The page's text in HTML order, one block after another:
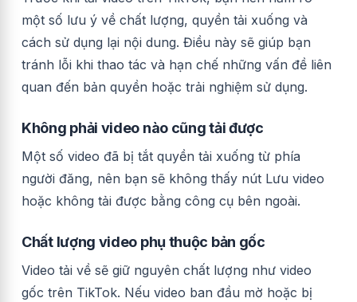
một số lưu ý về chất lượng, quyền tải xuống và
cách sử dụng lại nội dung. Điều này sẽ giúp bạn
tránh lỗi khi thao tác và hạn chế những vấn đề liên
quan đến bản quyền hoặc trải nghiệm sử dụng.
Không phải video nào cũng tải được
Một số video đã bị tắt quyền tải xuống từ phía
người đăng, nên bạn sẽ không thấy nút Lưu video
hoặc không tải được bằng công cụ bên ngoài.
Chất lượng video phụ thuộc bản gốc
Video tải về sẽ giữ nguyên chất lượng như video
gốc trên TikTok. Nếu video ban đầu mờ hoặc bị